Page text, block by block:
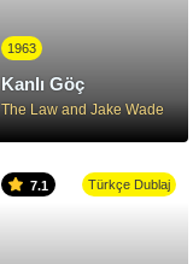
1963
Kanlı Göç
The Law and Jake Wade
7.1 Türkçe Dublaj